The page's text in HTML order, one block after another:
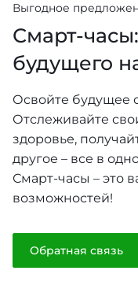
Выгодное
Смарт-
будущего
Освойте будущее
Отслеживайте
здоровье,
другое – все в
Смарт-часы – это
возможностей!
Обратная связь